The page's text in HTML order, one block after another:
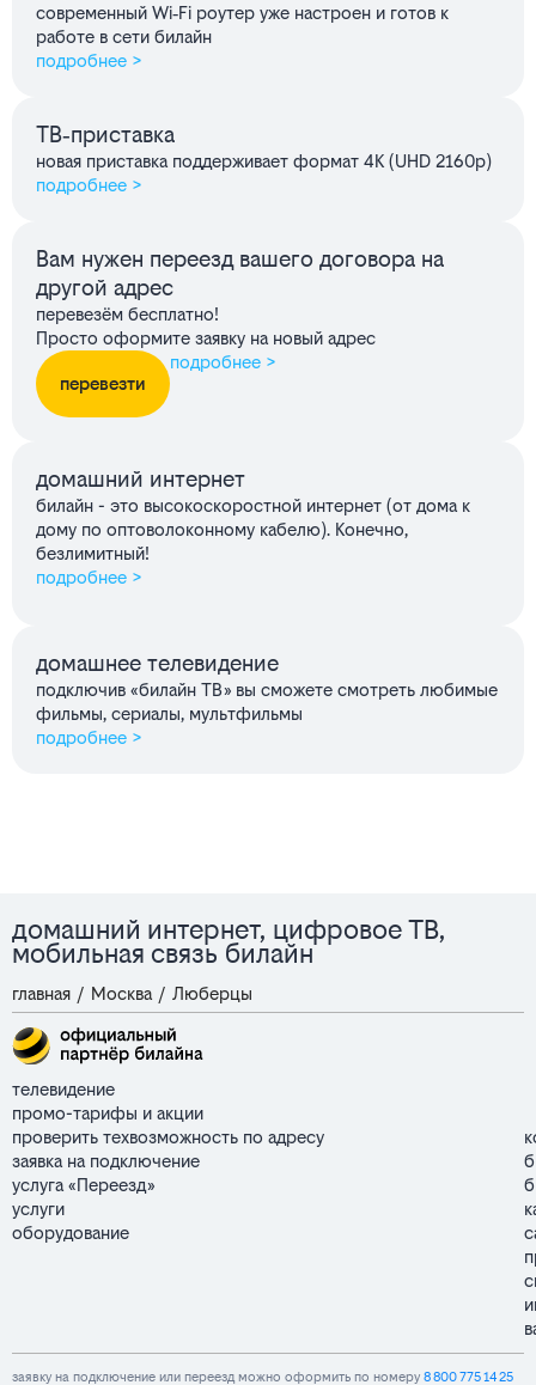
современный Wi‑Fi роутер уже настроен и готов к
работе в сети билайн
подробнее >
ТВ‑приставка
новая приставка поддерживает формат 4K (UHD 2160p)
подробнее >
Вам нужен переезд вашего договора на
другой адрес
перевезём бесплатно!
Просто оформите заявку на новый адрес
перевезти
подробнее >
домашний интернет
билайн - это высокоскоростной интернет (от дома к
дому по оптоволоконному кабелю). Конечно,
безлимитный!
подробнее >
домашнее телевидение
подключив «билайн ТВ» вы сможете смотреть любимые
фильмы, сериалы, мультфильмы
подробнее >
домашний интернет, цифровое ТВ,
мобильная связь билайн
главная / Москва / Люберцы
телевидение
промо-тарифы и акции
проверить техвозможность по адресу
заявка на подключение
услуга «Переезд»
услуги
оборудование
заявку на подключение или переезд можно оформить по номеру 8 800 775 14 25